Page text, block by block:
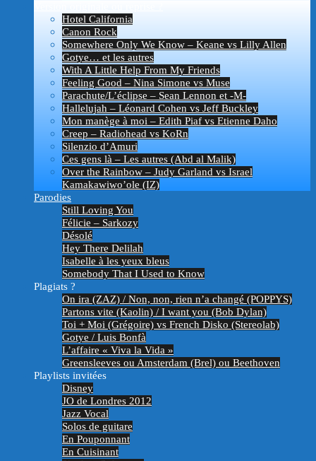
Hotel California
Canon Rock
Somewhere Only We Know – Keane vs Lilly Allen
Gotye… et les autres
With A Little Help From My Friends
Feeling Good – Nina Simone vs Muse
Parachute/L’éclipse – Sean Lennon et -M-
Hallelujah – Léonard Cohen vs Jeff Buckley
Mon manège à moi – Edith Piaf vs Etienne Daho
Creep – Radiohead vs KoRn
Silenzio d’Amuri
Ces gens là – Les autres (Abd al Malik)
Over the Rainbow – Judy Garland vs Israel
Kamakawiwo’ole (IZ)
Parodies
Still Loving You
Félicie – Sarkozy
Désolé
Hey There Delilah
Isabelle à les yeux bleus
Somebody That I Used to Know
Plagiats ?
On ira (ZAZ) / Non, non, rien n’a changé (POPPYS)
Partons vite (Kaolin) / I want you (Bob Dylan)
Toi + Moi (Grégoire) vs French Disko (Stereolab)
Gotye / Luis Bonfà
L’affaire « Viva la Vida »
Greensleeves ou Amsterdam (Brel) ou Beethoven
Playlists invitées
Disney
JO de Londres 2012
Jazz Vocal
Solos de guitare
En Pouponnant
En Cuisinant